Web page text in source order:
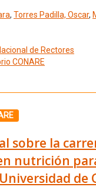
, Torres Padilla, Oscar,
de Rectores
CONARE
sobre la
nutrición
de